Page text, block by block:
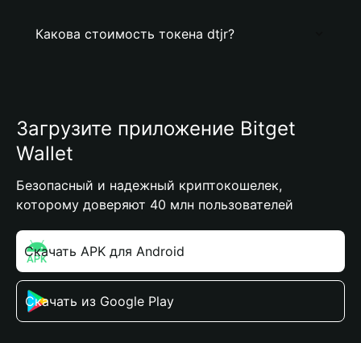
Какова стоимость токена dtjr?
Загрузите приложение Bitget
Wallet
Безопасный и надежный криптокошелек,
которому доверяют 40 млн пользователей
Скачать APK для Android
Скачать из Google Play